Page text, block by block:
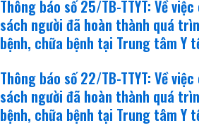
Thông báo số 25/TB-TTYT: Về
sách người đã hoàn thành quá
bệnh, chữa bệnh tại Trung tâm Y
Thông báo số 22/TB-TTYT: Về
sách người đã hoàn thành quá
bệnh, chữa bệnh tại Trung tâm Y